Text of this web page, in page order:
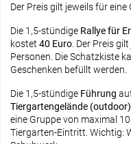
Der Preis gilt jeweils für
Die 1,5-stündige Rallye für
kostet 40 Euro . Der Preis
Personen. Die Schatzkiste
Geschenken befüllt werden.
Die 1,5-stündige Führung
Tiergartengelände (outdoor)
eine Gruppe von maximal
Tiergarten-Eintritt. Wichtig: